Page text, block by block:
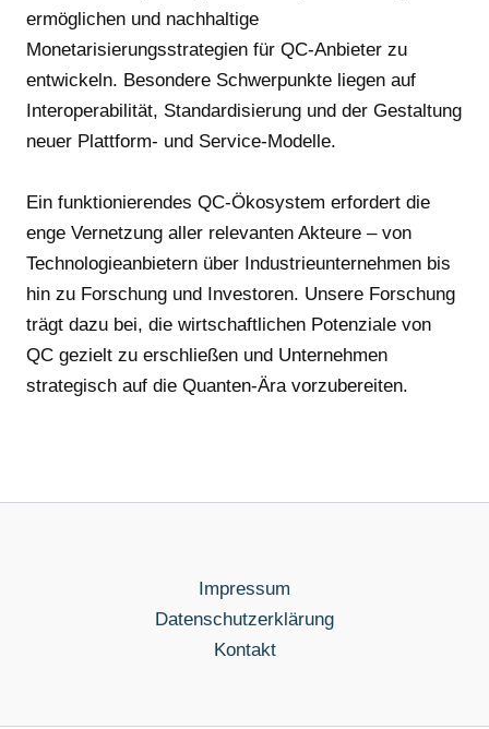
ermöglichen und nachhaltige
Monetarisierungsstrategien für QC-Anbieter zu
entwickeln. Besondere Schwerpunkte liegen auf
Interoperabilität, Standardisierung und der Gestaltung
neuer Plattform- und Service-Modelle.
Ein funktionierendes QC-Ökosystem erfordert die
enge Vernetzung aller relevanten Akteure – von
Technologieanbietern über Industrieunternehmen bis
hin zu Forschung und Investoren. Unsere Forschung
trägt dazu bei, die wirtschaftlichen Potenziale von
QC gezielt zu erschließen und Unternehmen
strategisch auf die Quanten-Ära vorzubereiten.
Impressum
Datenschutzerklärung
Kontakt